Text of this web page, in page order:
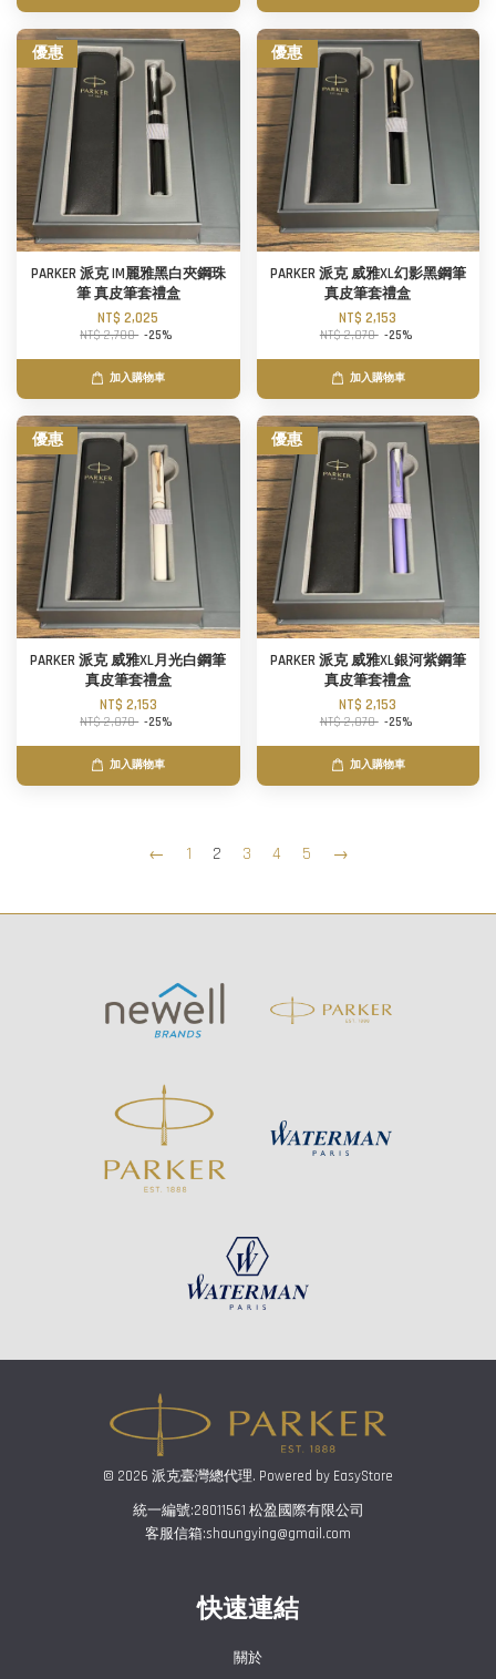
優惠
PARKER 派克 IM麗雅黑白夾鋼珠
筆 真皮筆套禮盒
NT$ 2,025
NT$ 2,700 -25%
加入購物車
優惠
PARKER 派克 威雅XL幻影黑鋼筆
真皮筆套禮盒
NT$ 2,153
NT$ 2,870 -25%
加入購物車
優惠
PARKER 派克 威雅XL月光白鋼筆
真皮筆套禮盒
NT$ 2,153
NT$ 2,870 -25%
加入購物車
優惠
PARKER 派克 威雅XL銀河紫鋼筆
真皮筆套禮盒
NT$ 2,153
NT$ 2,870 -25%
加入購物車
← 1 2 3 4 5 →
© 2026 派克臺灣總代理. Powered by EasyStore
統一編號:28011561 松盈國際有限公司
客服信箱:shaungying@gmail.com
快速連結
關於